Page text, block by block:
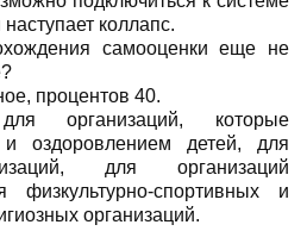
коллапс.
самооценки еще не
процентов 40.
организаций, которые
оздоровлением детей, для
для организаций
физкультурно-спортивных и
организаций.